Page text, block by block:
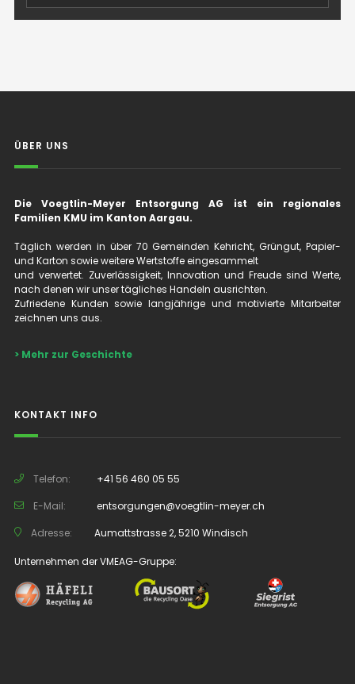
ÜBER UNS
Die Voegtlin-Meyer Entsorgung AG ist ein regionales
Familien KMU im Kanton Aargau.
Täglich werden in über 70 Gemeinden Kehricht, Grüngut, Papier-
und Karton sowie weitere Wertstoffe eingesammelt
und verwertet. Zuverlässigkeit, Innovation und Freude sind Werte,
nach denen wir unser tägliches Handeln ausrichten.
Zufriedene Kunden sowie langjährige und motivierte Mitarbeiter
zeichnen uns aus.
> Mehr zur Geschichte
KONTAKT INFO
Telefon:
+41 56 460 05 55
E-Mail:
entsorgungen@voegtlin-meyer.ch
Adresse:
Aumattstrasse 2, 5210 Windisch
Unternehmen der VMEAG-Gruppe: